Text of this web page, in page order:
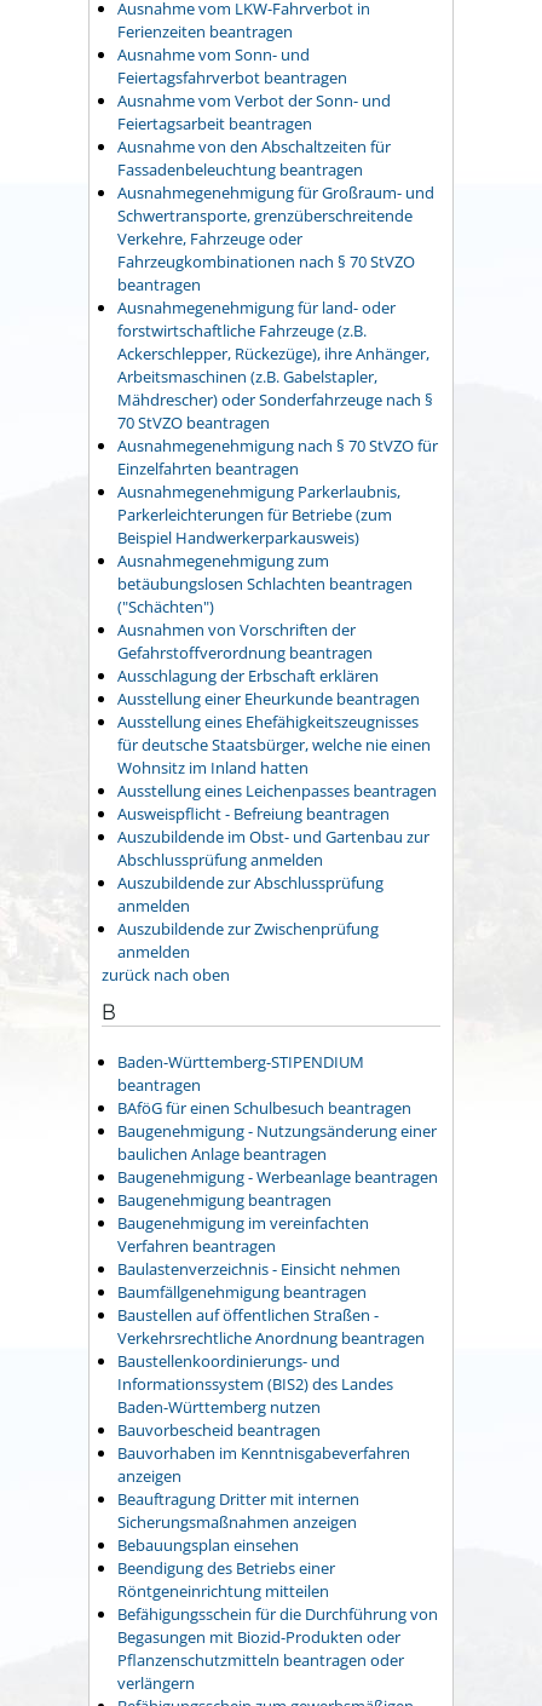
Ausnahme vom LKW-Fahrverbot in
Ferienzeiten beantragen
Ausnahme vom Sonn- und
Feiertagsfahrverbot beantragen
Ausnahme vom Verbot der Sonn- und
Feiertagsarbeit beantragen
Ausnahme von den Abschaltzeiten für
Fassadenbeleuchtung beantragen
Ausnahmegenehmigung für Großraum- und
Schwertransporte, grenzüberschreitende
Verkehre, Fahrzeuge oder
Fahrzeugkombinationen nach § 70 StVZO
beantragen
Ausnahmegenehmigung für land- oder
forstwirtschaftliche Fahrzeuge (z.B.
Ackerschlepper, Rückezüge), ihre Anhänger,
Arbeitsmaschinen (z.B. Gabelstapler,
Mähdrescher) oder Sonderfahrzeuge nach §
70 StVZO beantragen
Ausnahmegenehmigung nach § 70 StVZO für
Einzelfahrten beantragen
Ausnahmegenehmigung Parkerlaubnis,
Parkerleichterungen für Betriebe (zum
Beispiel Handwerkerparkausweis)
Ausnahmegenehmigung zum
betäubungslosen Schlachten beantragen
("Schächten")
Ausnahmen von Vorschriften der
Gefahrstoffverordnung beantragen
Ausschlagung der Erbschaft erklären
Ausstellung einer Eheurkunde beantragen
Ausstellung eines Ehefähigkeitszeugnisses
für deutsche Staatsbürger, welche nie einen
Wohnsitz im Inland hatten
Ausstellung eines Leichenpasses beantragen
Ausweispflicht - Befreiung beantragen
Auszubildende im Obst- und Gartenbau zur
Abschlussprüfung anmelden
Auszubildende zur Abschlussprüfung
anmelden
Auszubildende zur Zwischenprüfung
anmelden
zurück nach oben
B
Baden-Württemberg-STIPENDIUM
beantragen
BAföG für einen Schulbesuch beantragen
Baugenehmigung - Nutzungsänderung einer
baulichen Anlage beantragen
Baugenehmigung - Werbeanlage beantragen
Baugenehmigung beantragen
Baugenehmigung im vereinfachten
Verfahren beantragen
Baulastenverzeichnis - Einsicht nehmen
Baumfällgenehmigung beantragen
Baustellen auf öffentlichen Straßen -
Verkehrsrechtliche Anordnung beantragen
Baustellenkoordinierungs- und
Informationssystem (BIS2) des Landes
Baden-Württemberg nutzen
Bauvorbescheid beantragen
Bauvorhaben im Kenntnisgabeverfahren
anzeigen
Beauftragung Dritter mit internen
Sicherungsmaßnahmen anzeigen
Bebauungsplan einsehen
Beendigung des Betriebs einer
Röntgeneinrichtung mitteilen
Befähigungsschein für die Durchführung von
Begasungen mit Biozid-Produkten oder
Pflanzenschutzmitteln beantragen oder
verlängern